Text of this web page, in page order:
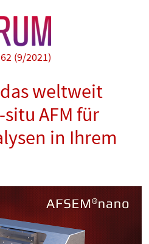
(9/2021)
das weltweit
AFM für
in Ihrem